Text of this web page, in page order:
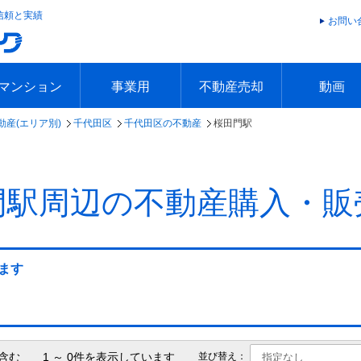
頼と実績
お問い
ンション
リアで探す
線で探す
日の新着物件
週の新着物件
事業用
エリアで探す
沿線で探す
本日の新着物件
今週の新着物件
不動産売却
不動産売却トップ
簡単無料査定
不動産売却の流れ
不動産売却 Q&A
海外からの不動産売買
動画
産(エリア別) 千代田区 千代田区の不動産 桜田門駅
周辺の不動産購入・
す
む 1 ～ 0件を表示しています 並び替え：